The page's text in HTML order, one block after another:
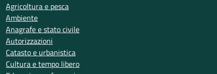
Agricoltura e pesca
Ambiente
Anagrafe e stato civile
Autorizzazioni
Catasto e urbanistica
Cultura e tempo libero